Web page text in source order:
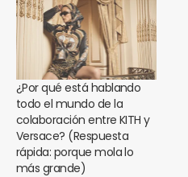
¿Por qué está hablando
todo el mundo de la
colaboración entre KITH y
Versace? (Respuesta
rápida: porque mola lo
más grande)